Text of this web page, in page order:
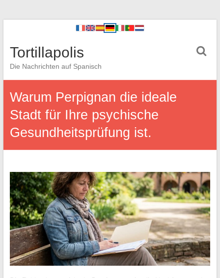
Tortillapolis
Die Nachrichten auf Spanisch
Warum Perpignan die ideale
Stadt für Ihre psychische
Gesundheitsprüfung ist.